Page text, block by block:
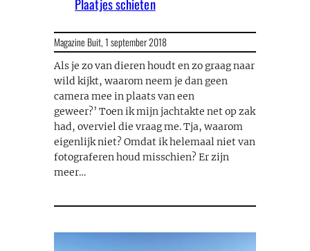
Magazine Buit,1 september 2018
Als je zo van dieren houdt en zo graag naar
wild kijkt, waarom neem je dan geen
camera mee in plaats van een
geweer?’ Toen ik mijn jachtakte net op zak
had, overviel die vraag me. Tja, waarom
eigenlijk niet? Omdat ik helemaal niet van
fotograferen houd misschien? Er zijn
meer…